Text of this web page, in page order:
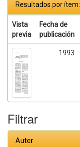
Resultados por ítem:
Vista
previa
Fecha de
publicación
1993
Filtrar
Autor